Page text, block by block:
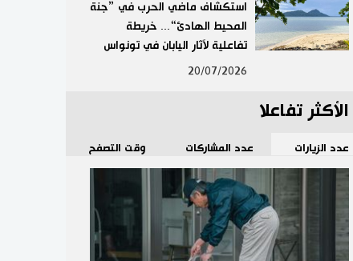
استكشاف ماضي الحرب في ”جنة
المحيط الهادئ“... خريطة
تفاعلية لآثار اليابان في تونواس
20/07/2026
الأكثر تفاعلا
عدد الزيارات عدد المشاركات وقت التصفح